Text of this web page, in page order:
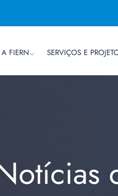
FIERN SERVIÇOS E